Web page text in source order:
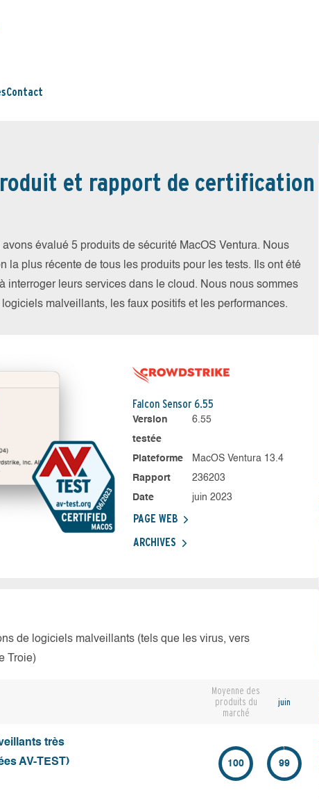
Contact
et rapport de certification
évalué 5 produits de sécurité MacOS Ventura. Nous
la plus récente de tous les produits pour les tests. Ils ont été
interroger leurs services dans le cloud. Nous nous sommes
malveillants, les faux positifs et les performances.
Falcon Sensor 6.55
Version
testée
6.55
Plateforme
MacOS Ventura 13.4
Rapport
236203
Date
juin 2023
PAGE WEB
ARCHIVES
de logiciels malveillants (tels que les virus, vers
Troie)
Moyenne des
produits du
marché
juin
très
AV-TEST)
100 99